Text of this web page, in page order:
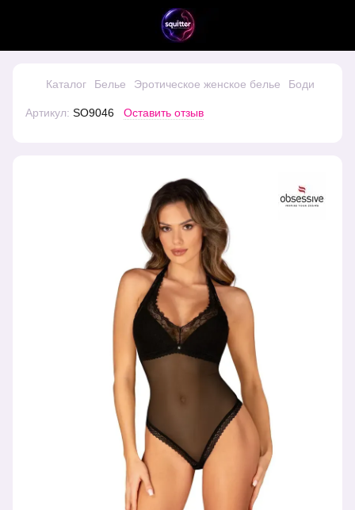
Каталог Белье Эротическое женское белье Боди
Артикул: SO9046 Оставить отзыв